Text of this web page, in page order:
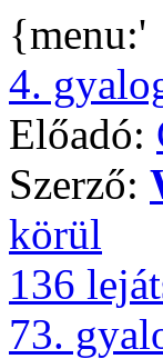
{menu:'
4.
Előadó:
Szerző:
körül
136
73.